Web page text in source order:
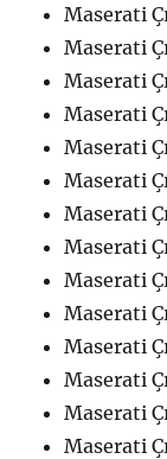
Maserati
Maserati
Maserati
Maserati
Maserati
Maserati
Maserati
Maserati
Maserati
Maserati
Maserati
Maserati
Maserati
Maserati